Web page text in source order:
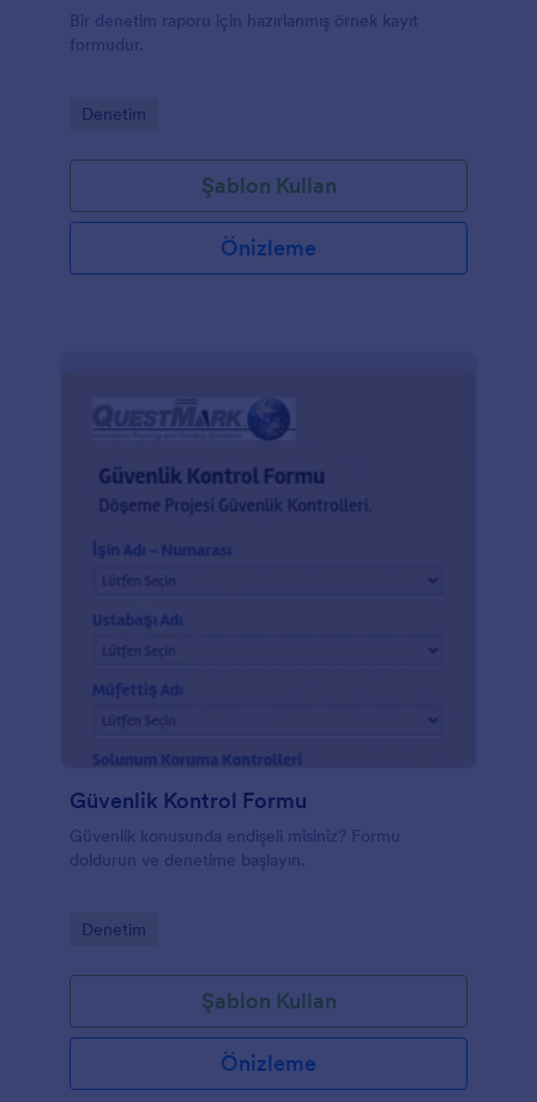
Bir denetim raporu için hazırlanmış örnek kayıt
formudur.
Go to Category:
Denetim
Şablon Kullan
Önizleme
Güvenlik Kontrol Formu
Güvenlik konusunda endişeli misiniz? Formu
doldurun ve denetime başlayın.
Go to Category:
Denetim
Şablon Kullan
Önizleme